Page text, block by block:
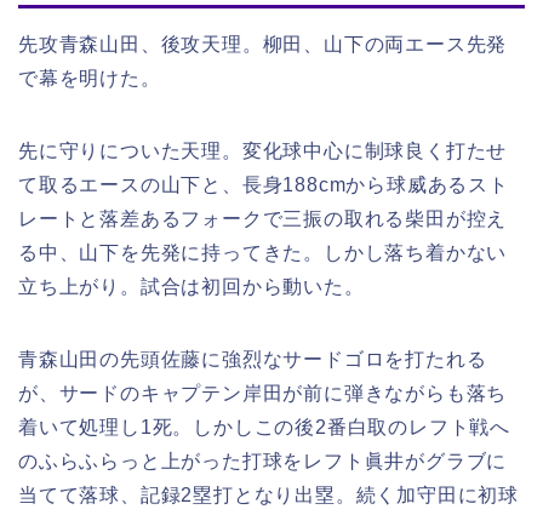
先攻青森山田、後攻天理。柳田、山下の両エース先発
で幕を明けた。
先に守りについた天理。変化球中心に制球良く打たせ
て取るエースの山下と、長身188cmから球威あるスト
レートと落差あるフォークで三振の取れる柴田が控え
る中、山下を先発に持ってきた。しかし落ち着かない
立ち上がり。試合は初回から動いた。
青森山田の先頭佐藤に強烈なサードゴロを打たれる
が、サードのキャプテン岸田が前に弾きながらも落ち
着いて処理し1死。しかしこの後2番白取のレフト戦へ
のふらふらっと上がった打球をレフト眞井がグラブに
当てて落球、記録2塁打となり出塁。続く加守田に初球